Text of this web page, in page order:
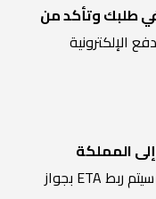
في طلبك وتأكد من
الإلكترونية
إلى المملكة
ستتلقى بريداً إلكترونياً بالقرار. سيتم ربط ETA بجواز